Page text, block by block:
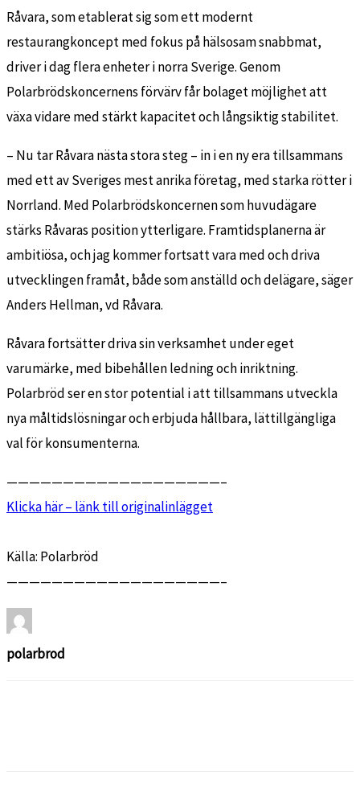
Råvara, som etablerat sig som ett modernt
restaurangkoncept med fokus på hälsosam snabbmat,
driver i dag flera enheter i norra Sverige. Genom
Polarbrödskoncernens förvärv får bolaget möjlighet att
växa vidare med stärkt kapacitet och långsiktig stabilitet.
– Nu tar Råvara nästa stora steg – in i en ny era tillsammans
med ett av Sveriges mest anrika företag, med starka rötter i
Norrland. Med Polarbrödskoncernen som huvudägare
stärks Råvaras position ytterligare. Framtidsplanerna är
ambitiösa, och jag kommer fortsatt vara med och driva
utvecklingen framåt, både som anställd och delägare, säger
Anders Hellman, vd Råvara.
Råvara fortsätter driva sin verksamhet under eget
varumärke, med bibehållen ledning och inriktning.
Polarbröd ser en stor potential i att tillsammans utveckla
nya måltidslösningar och erbjuda hållbara, lättillgängliga
val för konsumenterna.
———————————————————–
Klicka här – länk till originalinlägget
Källa: Polarbröd
———————————————————–
polarbrod